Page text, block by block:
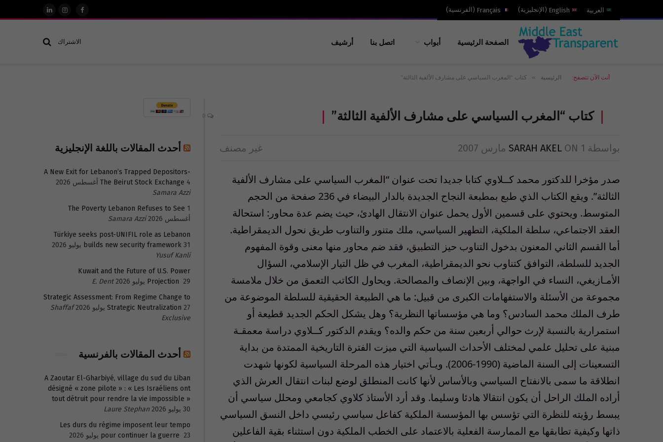
العربية English
( الإنجليزية)
Français
( الفرنسية)
فيسبوكالانستغرام
لينكدإن
الصفحة الرئيسية أبواب اتصل بنا أرشيف الاشتراك
أنت الآن تتصفح: الرئيسية » كتاب “المغرب السياسي على مشارف الألفية الثالثة”
كتاب “المغرب السياسي على مشارف الألفية الثالثة”
بواسطة SARAH AKEL ON 1 مارس 2007 غير مصنف
صدر مؤخرا للدكتور محمد كــلاوي كتابا جديدا تحت عنوان “المغرب السياسي على مشارف الألفية
الثالثة”. ويقع الكتاب الذي طبع بمطبعة النجاح الجديدة بالدار البيضاء في 236 صفحة من الحجم
المتوسط. ويحتوي على قسمين الأول يحمل عنوان الانتقال الهادئ، حيث يضم عدة محاور: استحالة
العقد الاجتماعي، سلطة الملكية، التطهير السياسي، ملك متنور والتناوب طريق نحول الديمقراطية.
أما القسم الثاني المعنون بدخول التناوب حيز التطبيق، فقد ضم محاور منها معنى وقوة المفهوم
الجديد للسلطة، التوافق كتناوب نحو الديمقراطية، المغرب في ظل التيار الإسلامي، السؤال
الأمـازيغي، النساء في الواجهة، وبين الإنصاف والمصالحة. ويحاول الكاتب التعمق من خلال ملامسة
مجموعة من الأسئلة والاستفهامات الكبرى من قبيل: ما هي الطبيعة الحقيقية للسلطة الموضوعة من
طرف الملك محمد السادس؟ وما هي مؤسساتها النظرية؟ وهل يشكل الحكم الجديد قطيعة أو
استمرارية بالنسبة لإرث حوالي أربعين سنة من حكم والده؟ ويقدم الدكتور كــلاوي دراسة معمقـة
مبنية على تحليل علمي لمختلف الأحداث السياسية التي ميزت الفترة التاريخية الممتدة من بداية
التسعينات إلى السنة الماضية (1990-2006). ويـأتي اختيار هذه المرحلة السياسية لكونها شهدت
انطلاقة ما سمى بالانفتاح السياسي وبالأساس لأنها كانت المنطلق لوضع لبنات انتقال العرش الذي
أراده الملك الراحل أن يكون انتقالا هادئا وسليما. وقد أرد الأستاذ كلاوي كجامعي ومحلل سياسي أن
يبسط رؤيته للنظرة التي تؤسس بها المؤسسة الملكية كفاعل سياسي رئيسي داخل النسق السياسي
ذاتها وكيفية تطابقها مع الممارسة الفعلية بالاعتماد على الخطب الملكية دون استثناء بقية الفاعلين
أحدث المقالات باللغة الإنجليزية
A New Exit for Lebanon’s Trapped Depositors-
The Beirut Stock Exchange 4 أغسطس 2026
Samara Azzi
The Poverty Lebanon Refuses to See 1
أغسطس 2026
Samara Azzi
Türkiye seeks post-UNIFIL role as Lebanon
builds new security framework 31 يوليو 2026
Yusuf Kanli
Kuwait and the Future of U.S. Power
Projection 29 يوليو 2026
E. Dent
Strategic Assessment: From Regime Change to
Strategic Neutralization 27 يوليو 2026
Shaffaf
Exclusive
أحدث المقالات بالفرنسية
A Zaoutar El-Gharbiyé, village du sud du Liban
désigné « zone pilote » : « Les Israéliens ont
tout détruit pour rendre la vie impossible »
30 يوليو 2026
Laure Stephan
Les durs du régime imposent leur tempo
pour continuer la guerre 23 يوليو 2026